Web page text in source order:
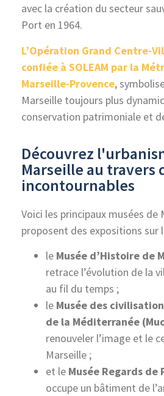
avec la création du secteur
Port en 1964.
L’Opération Grand Centre-
confiée à SOLEAM par la
Marseille-Provence,
Marseille toujours plus
conservation patrimoniale et
Découvrez
Marseille au travers
incontournables
Voici les principaux musées de
proposent des expositions sur
le Musée d’Histoire de
retrace l’évolution de la
au fil du temps ;
le Musée des
de la Méditerranée
renouveler l’image et le
Marseille ;
et le Musée Regards de
occupe un bâtiment de